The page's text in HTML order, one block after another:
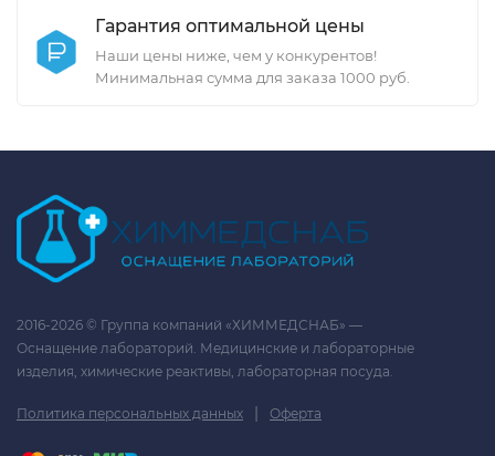
Гарантия оптимальной цены
Наши цены ниже, чем у конкурентов!
Минимальная сумма для заказа 1000 руб.
2016-2026 © Группа компаний «ХИММЕДСНАБ» —
Оснащение лабораторий. Медицинские и лабораторные
изделия, химические реактивы, лабораторная посуда.
Политика персональных данных | Оферта